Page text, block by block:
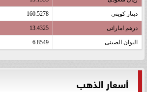
دينار كويتى 160.5278
درهم اماراتى 13.4325
اليوان الصينى 6.8549
أسعار الذهب